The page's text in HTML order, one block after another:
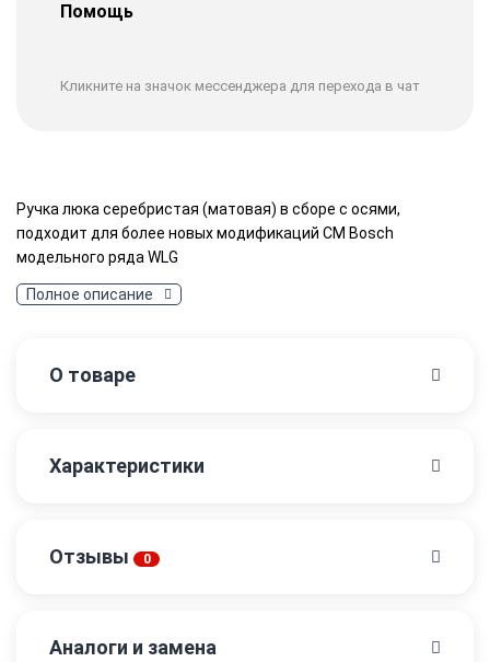
Помощь
Кликните на значок мессенджера для перехода в чат
Ручка люка серебристая (матовая) в сборе с осями,
подходит для более новых модификаций СМ Bosch
модельного ряда WLG
Полное описание
О товаре
Характеристики
Отзывы 0
Аналоги и замена